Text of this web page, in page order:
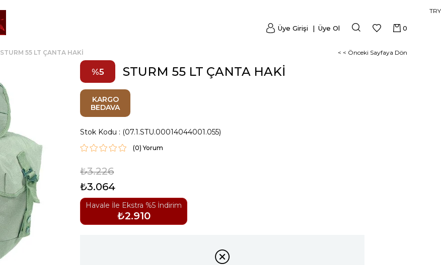
TRY
0
Üye Girişi Üye Ol
STURM 55 LT ÇANTA HAKİ < < Önceki Sayfaya Dön
5 STURM 55 LT ÇANTA HAKİ
KARGO
BEDAVA
Stok Kodu (07.1.STU.00014044001.055)
(0)
₺3.226
₺3.064
Havale İle Ekstra %5 İndirim
₺2.910